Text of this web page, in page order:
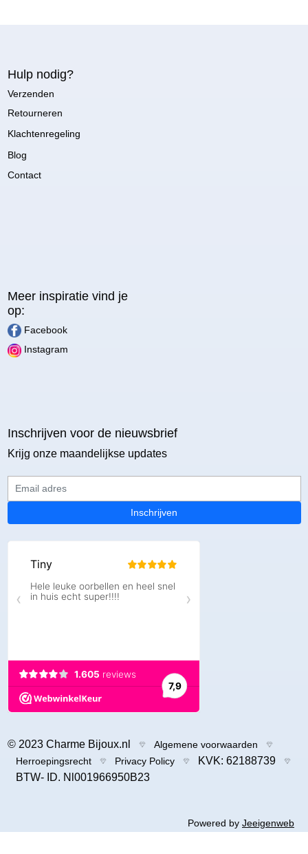
Hulp nodig?
Verzenden
Retourneren
Klachtenregeling
Blog
Contact
Meer inspiratie vind je
op:
Facebook
Instagram
Inschrijven voor de nieuwsbrief
Krijg onze maandelijkse updates
Inschrijven
© 2023 Charme Bijoux.nl
Algemene voorwaarden
Herroepingsrecht
Privacy Policy
KVK: 62188739
BTW- ID. Nl001966950B23
Powered by Jeeigenweb